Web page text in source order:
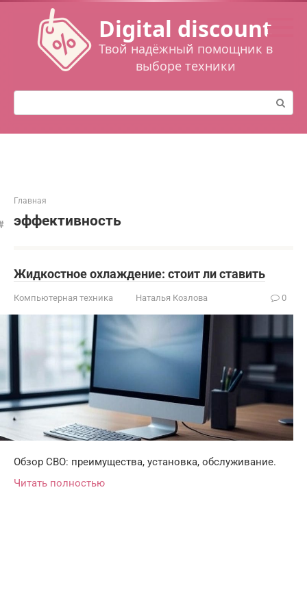
Перейти
контенту
Digital discount
Твой надёжный помощник в
выборе техники
Поиск:
Главная
эффективность
Жидкостное охлаждение: стоит ли ставить
Компьютерная техника Наталья Козлова 0
Обзор СВО: преимущества, установка, обслуживание.
Читать полностью